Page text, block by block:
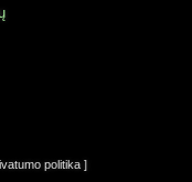
politika ]